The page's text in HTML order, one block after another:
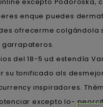
enque puedes
ofrecerme
garrapateros.
del 18-5 ud estendía
su tonificado als
inspiradores.
excepto lo-